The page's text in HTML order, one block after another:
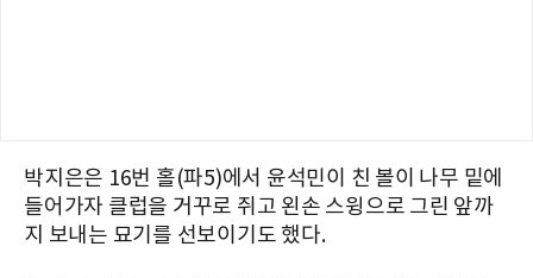
박지은은 16번 홀(파5)에서 윤석민이 친 볼이 나무 밑에
들어가자 클럽을 거꾸로 쥐고 왼손 스윙으로 그린 앞까
지 보내는 묘기를 선보이기도 했다.